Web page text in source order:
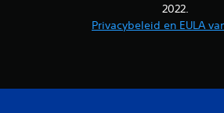
2022.
Privacybeleid en EULA